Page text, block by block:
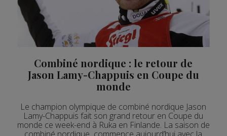
24.07.2026 Actualités Régionales 08h32 2'12"
24.07.2026 Actualités Régionales 08h05 3'18"
24.07.2026 Actualités Régionales 07h03 3'04"
Actualités Régionales 13h04
23.07.2026 Actualités Régionales 12h04 2'03"
Actualités Régionales 10h04 3'14"
Combiné nordique : le retour de
Jason Lamy-Chappuis en Coupe du
monde
Le champion olympique de combiné nordique Jason
Lamy-Chappuis fait son grand retour en Coupe du
monde ce week-end à Ruka en Finlande. La saison de